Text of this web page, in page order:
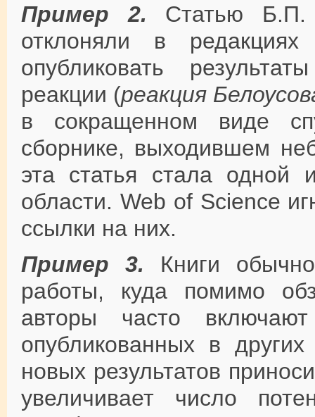
Пример 2. Статью Б.П.
отклоняли в редакциях
опубликовать
реакции (реакция
в сокращенном виде
сборнике, выходившем
эта статья стала
области. Web of Science
ссылки на них.
Пример 3. Книги
работы, куда помимо
авторы часто
опубликованных в
новых результатов
увеличивает число